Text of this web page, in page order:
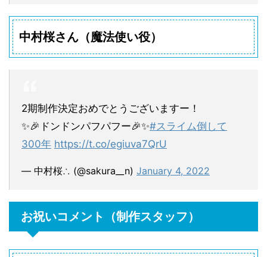
中村桜さん（魔法使い役）
2期制作決定おめでとうございますー！
✨🎉ドンドンパフパフー🎉✨#スライム倒して
300年 https://t.co/egiuva7QrU
— 中村桜∴ (@sakura__n) January 4, 2022
お祝いコメント（制作スタッフ）